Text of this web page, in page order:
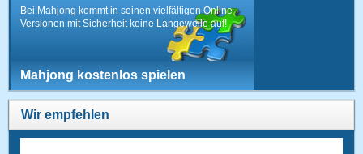
Bei Mahjong kommt in seinen vielfältigen Online-
Versionen mit Sicherheit keine Langeweile auf!
Mahjong kostenlos spielen
Wir empfehlen